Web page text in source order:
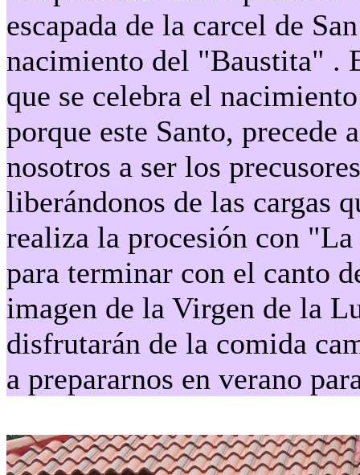
escapada de la carcel de
nacimiento del "Baustita" .
que se celebra el
porque este Santo, precede
nosotros a ser los
liberándonos de las cargas
realiza la procesión con
para terminar con el canto
imagen de la Virgen de la
disfrutarán de la comida
a prepararnos en verano